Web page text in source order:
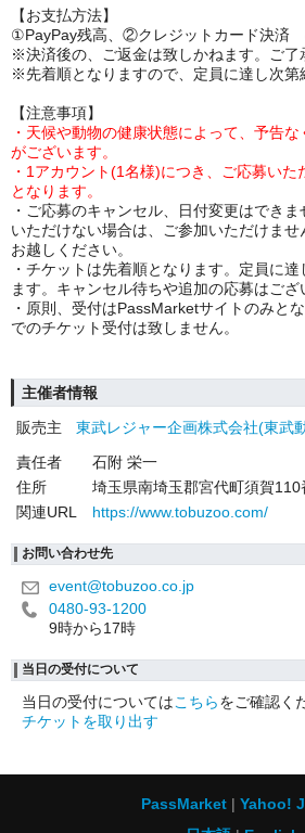
【お支払方法】
①PayPay残高、②クレジットカード決済
※決済後の、ご返金は致しかねます。ご了
※先着順となりますので、定員に達し次第
【注意事項】
・天候や動物の健康状態によって、予告
がございます。
・1アカウント(1名様)につき、ご応募い
となります。
・ご応募のキャンセル、日付変更はでき
いただけない場合は、ご参加いただけま
お越しください。
・チケットは先着順となります。定員に
ます。キャンセル待ちや追加の応募はござ
・原則、受付はPassMarketサイトのみと
でのチケット受付は致しません。
主催者情報
販売主
東武レジャー企画株式会社(東武
責任者
石附 栄一
住所
埼玉県南埼玉郡宮代町須賀110
関連URL
https://www.tobuzoo.com/
お問い合わせ先
event@tobuzoo.co.jp
0480-93-1200
9時から17時
当日の受付について
当日の受付についてはこちらをご確認く
チケットを取り出す
PassMarket
Yahoo!